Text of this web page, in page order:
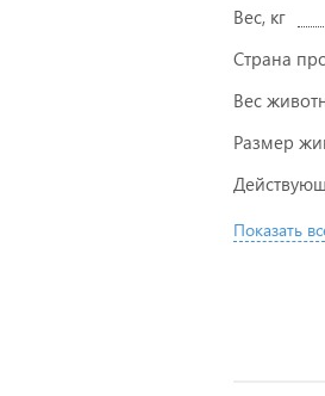
Вес, кг
Страна
Вес
Размер
Показать